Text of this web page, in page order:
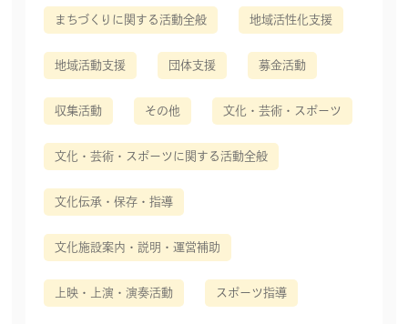
まちづくりに関する活動全般 地域活性化支援
地域活動支援 団体支援 募金活動
収集活動 その他 文化・芸術・スポーツ
文化・芸術・スポーツに関する活動全般
文化伝承・保存・指導
文化施設案内・説明・運営補助
上映・上演・演奏活動 スポーツ指導